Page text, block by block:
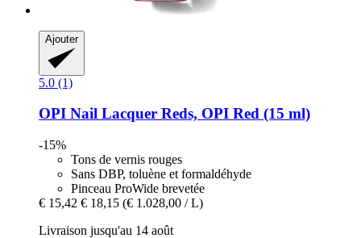
Ajouter
5.0 (1)
OPI Nail Lacquer Reds, OPI Red (15 ml)
-15%
Tons de vernis rouges
Sans DBP, toluène et formaldéhyde
Pinceau ProWide brevetée
€ 15,42 € 18,15 (€ 1.028,00 / L)
Livraison jusqu'au 14 août